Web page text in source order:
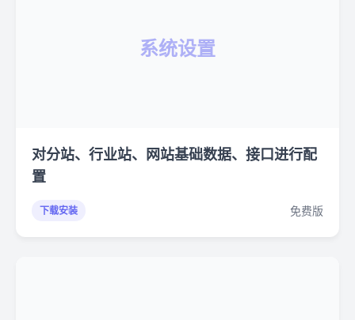
系统设置
对分站、行业站、网站基础数据、接口进行配
置
下载安装 免费版